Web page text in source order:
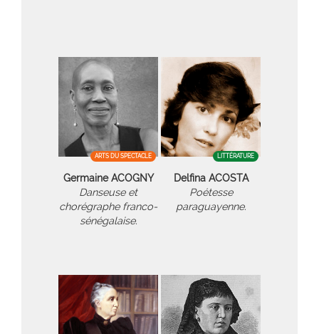
ARTS DU SPECTACLE
Germaine ACOGNY
Danseuse et
chorégraphe franco-
sénégalaise.
LITTÉRATURE
Delfina ACOSTA
Poétesse
paraguayenne.